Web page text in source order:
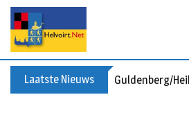
Skip
content
Laatste Nieuws Guldenberg/